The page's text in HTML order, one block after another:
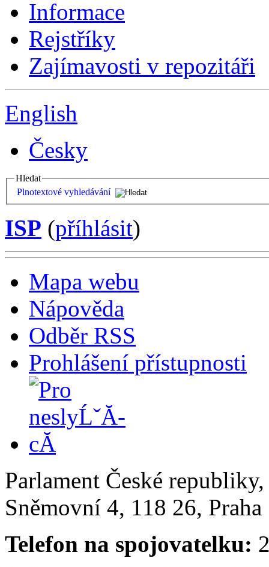
Informace
Rejstříky
Zajímavosti v repozitáři
English
Česky
Hledat
Plnotextové vyhledávání
ISP (příhlásit)
Mapa webu
Nápověda
Odběr RSS
Prohlášení přístupnosti
Parlament České
Sněmovní 4, 118 26,
Telefon na spojovatelku: